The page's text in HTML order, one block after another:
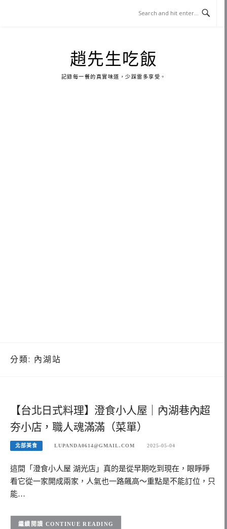
趙先生吃飯
記錄每一餐的真實味道，少踩雷多享受。
分類: 內湖站
【台北日式料理】澄食小人屋｜內湖巷內超
夯小店，職人魂滿滿（菜單）
北部美食 LUPANDA0614@GMAIL.COM 2025-05-04
這間「澄食小人屋 湖光店」真的是從早期吃到現在，眼睜睜
看它從一家開成兩家，人氣也一路飆高～重點是不能訂位，只
能…
CONTINUE READING